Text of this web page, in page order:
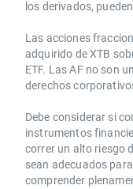
los derivados,
Las acciones
adquirido de XTB
ETF. Las AF no son
derechos
Debe considerar si
instrumentos
correr un alto riesgo
sean adecuados
comprender